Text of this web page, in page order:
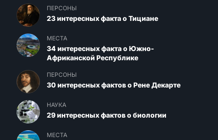
ПЕРСОНЫ
23 интересных факта о Тициане
МЕСТА
34 интересных факта о Южно-
Африканской Республике
ПЕРСОНЫ
30 интересных фактов о Рене Декарте
НАУКА
29 интересных фактов о биологии
МЕСТА